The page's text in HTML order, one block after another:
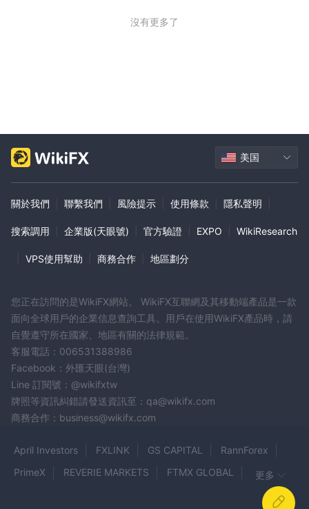
沒有更多了
美国
關於我們 聯繫我們 風險提示 使用條款 隱私聲明
搜索調用 企業版(天眼號) 官方驗證 EXPO WikiResearch
VPS使用幫助 商務合作 地區劃分
您正在訪問的是WikiFX網站。 WikiFX互聯網及其移動端產品是一款
面向全球用戶的企業信息查詢工具。用戶在使用WikiFX產品時，請
自覺遵守所在國家、地區有關的法律規範。
客服電話：006531388986
Facebook：外匯天眼(台灣)
Line 訂閱號：@wikifxtw
牌照等資訊糾錯請發送資訊至：qa@wikifx.com
商務合作：business@wikifx.com
April Investors FXLINK GS CAPITAL
RannForex
PrimeX
REVERIE MARKETS
FTMX GLOBAL
更多